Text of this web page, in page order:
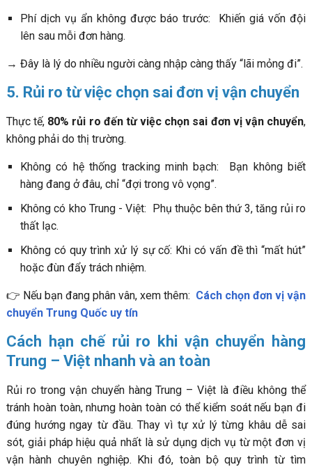
Phí dịch vụ ẩn không được báo trước: Khiến giá vốn đội
lên sau mỗi đơn hàng.
→ Đây là lý do nhiều người càng nhập càng thấy “lãi mỏng đi”.
5. Rủi ro từ việc chọn sai đơn vị vận chuyển
Thực tế, 80% rủi ro đến từ việc chọn sai đơn vị vận chuyển,
không phải do thị trường.
Không có hệ thống tracking minh bạch: Bạn không biết
hàng đang ở đâu, chỉ “đợi trong vô vọng”.
Không có kho Trung - Việt: Phụ thuộc bên thứ 3, tăng rủi ro
thất lạc.
Không có quy trình xử lý sự cố: Khi có vấn đề thì “mất hút”
hoặc đùn đẩy trách nhiệm.
👉 Nếu bạn đang phân vân, xem thêm: Cách chọn đơn vị vận
chuyển Trung Quốc uy tín
Cách hạn chế rủi ro khi vận chuyển hàng
Trung – Việt nhanh và an toàn
Rủi ro trong vận chuyển hàng Trung – Việt là điều không thể
tránh hoàn toàn, nhưng hoàn toàn có thể kiểm soát nếu bạn đi
đúng hướng ngay từ đầu. Thay vì tự xử lý từng khâu dễ sai
sót, giải pháp hiệu quả nhất là sử dụng dịch vụ từ một đơn vị
vận hành chuyên nghiệp. Khi đó, toàn bộ quy trình từ tìm